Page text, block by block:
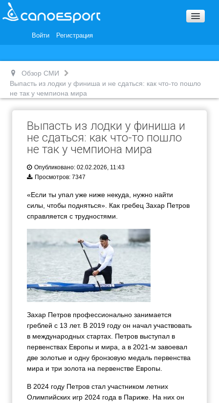
Войти Регистрация
Награды и Благодарности
Обзор СМИ
Выпасть из лодки у финиша и не сдаться: как что-то пошло
не так у чемпиона мира
Выпасть из лодки у финиша и
не сдаться: как что-то пошло
не так у чемпиона мира
Опубликовано: 02.02.2026, 11:43
Просмотров: 7347
«Если ты упал уже ниже некуда, нужно найти
силы, чтобы подняться». Как гребец Захар Петров
справляется с трудностями.
Захар Петров профессионально занимается
греблей с 13 лет. В 2019 году он начал участвовать
в международных стартах. Петров выступал в
первенствах Европы и мира, а в 2021-м завоевал
две золотые и одну бронзовую медаль первенства
мира и три золота на первенстве Европы.
В 2024 году Петров стал участником летних
Олимпийских игр 2024 года в Париже. На них он